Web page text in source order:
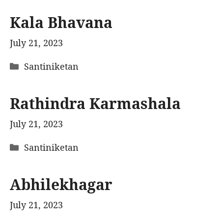
Kala Bhavana
July 21, 2023
Categories
Santiniketan
Rathindra Karmashala
July 21, 2023
Categories
Santiniketan
Abhilekhagar
July 21, 2023